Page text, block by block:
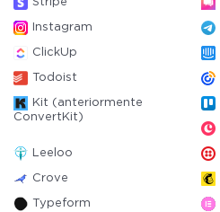
Stripe
Instagram
ClickUp
Todoist
Kit (anteriormente
ConvertKit)
Leeloo
Crove
Typeform